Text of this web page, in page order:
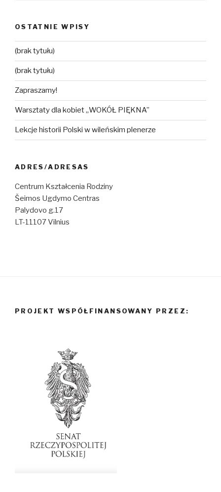
OSTATNIE WPISY
(brak tytułu)
(brak tytułu)
Zapraszamy!
Warsztaty dla kobiet „WOKÓŁ PIĘKNA”
Lekcje historii Polski w wileńskim plenerze
ADRES/ADRESAS
Centrum Kształcenia Rodziny
Šeimos Ugdymo Centras
Palydovo g.17
LT-11107 Vilnius
PROJEKT WSPÓŁFINANSOWANY PRZEZ: